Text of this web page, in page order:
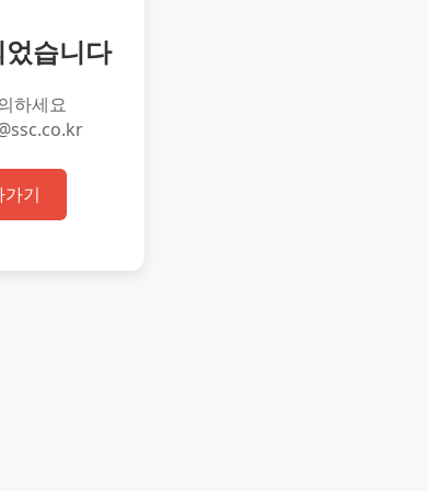
습니다
하세요
기